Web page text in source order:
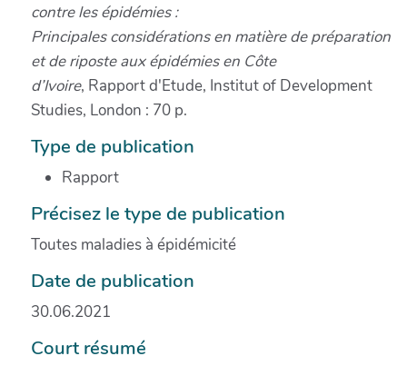
contre les épidémies :
Principales considérations en matière de préparation
et de riposte aux épidémies en Côte
d’Ivoire, Rapport d'Etude, Institut of Development
Studies, London : 70 p.
Type de publication
Rapport
Précisez le type de publication
Toutes maladies à épidémicité
Date de publication
30.06.2021
Court résumé